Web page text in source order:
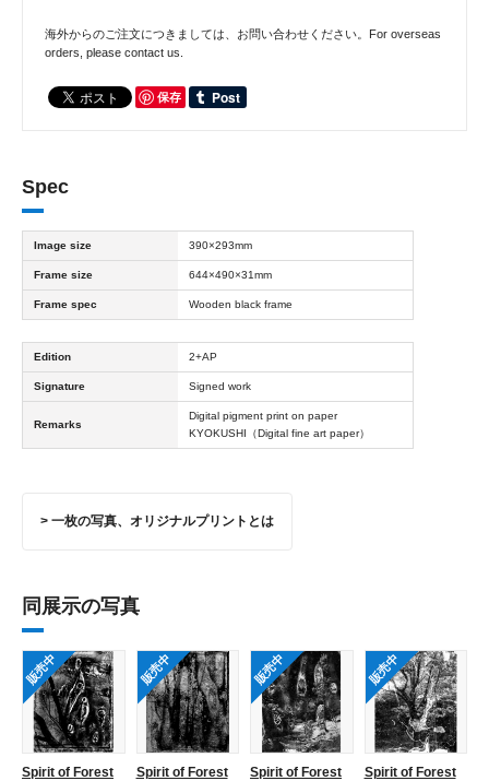
海外からのご注文につきましては、お問い合わせください。For overseas
orders, please contact us.
保存
Spec
Image size 390×293mm
Frame size 644×490×31mm
Frame spec Wooden black frame
Edition 2+AP
Signature Signed work
Remarks
Digital pigment print on paper
KYOKUSHI（Digital fine art paper）
> 一枚の写真、オリジナルプリントとは
同展示の写真
販売中
Spirit of Forest
販売中
Spirit of Forest
販売中
Spirit of Forest
販売中
Spirit of Forest